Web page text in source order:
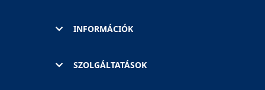
INFORMÁCIÓK
SZOLGÁLTATÁSOK